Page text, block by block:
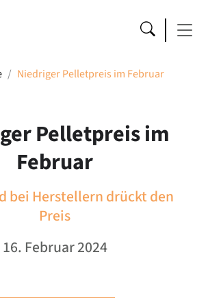
Niedriger Pelletpreis im Februar
Pelletpreis im
Februar
bei Herstellern drückt den
Preis
16. Februar 2024